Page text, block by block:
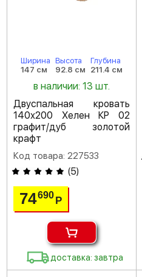
Ширина
147 см
Высота
92.8 см
Глубина
211.4 см
в наличии: 13 шт.
Двуспальная кровать
140х200 Хелен КР 02
графит/дуб золотой
крафт
Код товара: 227533
(5)
74690Р
доставка: завтра